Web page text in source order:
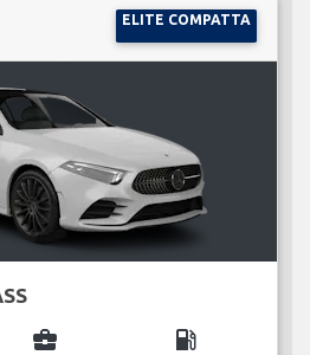
ELITE COMPATTA
business_center local_gas_station